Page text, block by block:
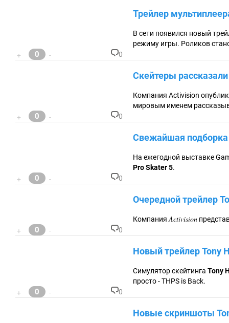
ри
ев
Трейлер
В сети появился новый
режиму игры. Роликов
+
0 -
К
ри
ев
0
Скейтеры
Компания Activision
мировым именем
+
0 -
К
ри
ев
0
Свежайшая подборка
На ежегодной выставке
Pro Skater 5.
+
0 -
К
та
ри
0
Очередной трейлер
Компания Activision
+
0 -
К
ри
ев
0
Новый трейлер Tony
Симулятор скейтинга Tony
просто - THPS is Back.
+
0 -
К
0
Новые скриншоты